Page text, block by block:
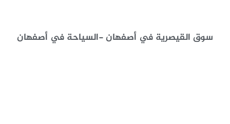
سوق القيصرية في أصفهان -السياحة في أصفهان